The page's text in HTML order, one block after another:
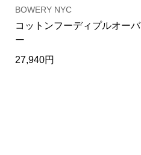
BOWERY NYC
コットンフーディプルオーバ
ー
27,940円